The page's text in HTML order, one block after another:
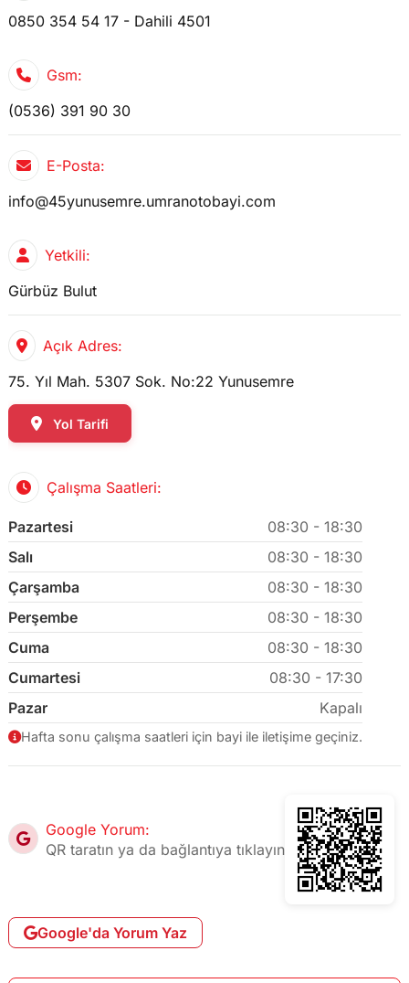
0850 354 54 17 - Dahili 4501
Gsm:
(0536) 391 90 30
E-Posta:
info@45yunusemre.umranotobayi.com
Yetkili:
Gürbüz Bulut
Açık Adres:
75. Yıl Mah. 5307 Sok. No:22 Yunusemre
Yol Tarifi
Çalışma Saatleri:
Pazartesi
08:30 - 18:30
Salı
08:30 - 18:30
Çarşamba
08:30 - 18:30
Perşembe
08:30 - 18:30
Cuma
08:30 - 18:30
Cumartesi
08:30 - 17:30
Pazar
Kapalı
Hafta sonu çalışma saatleri için bayi ile iletişime geçiniz.
Google Yorum:
QR taratın ya da bağlantıya tıklayın
Google'da Yorum Yaz